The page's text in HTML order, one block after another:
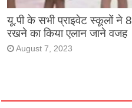
यू.पी के सभी प्राइवेट स्कूलों
रखने का किया एलान जाने वजह
August 7, 2023